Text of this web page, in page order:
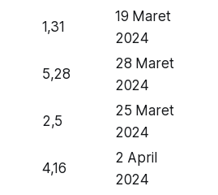
1,31
19 Maret
2024
5,28
28 Maret
2024
2,5
25 Maret
2024
4,16
2 April
2024